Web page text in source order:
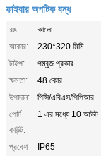
ফাইবার অপটিক বন্ধ
রঙ:
কালো
আকার:
230*320 মিমি
টাইপ:
গম্বুজ প্রকার
ক্ষমতা:
48 কোর
উপাদান:
পিসি/এবিএস/পিপিআর
পোর্ট
কাউন্ট:
1 এর মধ্যে 10 আউট
প্রবেশ
IP65